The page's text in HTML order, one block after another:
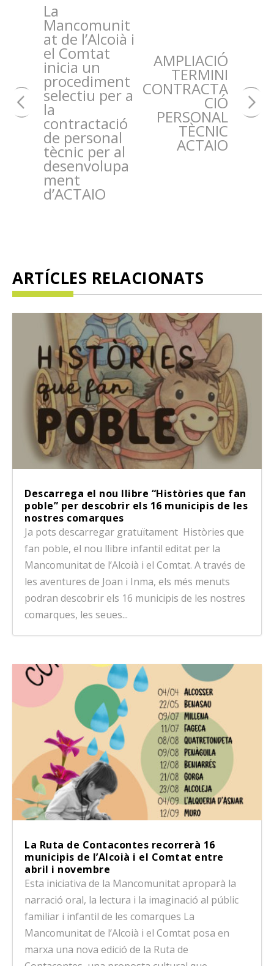
La
Mancomunit
at de l’Alcoià i
el Comtat
inicia un
procediment
selectiu per a
la
contractació
de personal
tècnic per al
desenvolupa
ment
d’ACTAIO
AMPLIACIÓ
TERMINI
CONTRACTA
CIÓ
PERSONAL
TÈCNIC
ACTAIO
ARTÍCLES RELACIONATS
Descarrega el nou llibre “Històries que fan
poble” per descobrir els 16 municipis de les
nostres comarques
Ja pots descarregar gratuïtament Històries que
fan poble, el nou llibre infantil editat per la
Mancomunitat de l’Alcoià i el Comtat. A través de
les aventures de Joan i Inma, els més menuts
podran descobrir els 16 municipis de les nostres
comarques, les seues...
La Ruta de Contacontes recorrerà 16
municipis de l’Alcoià i el Comtat entre
abril i novembre
Esta iniciativa de la Mancomunitat aproparà la
narració oral, la lectura i la imaginació al públic
familiar i infantil de les comarques La
Mancomunitat de l’Alcoià i el Comtat posa en
marxa una nova edició de la Ruta de